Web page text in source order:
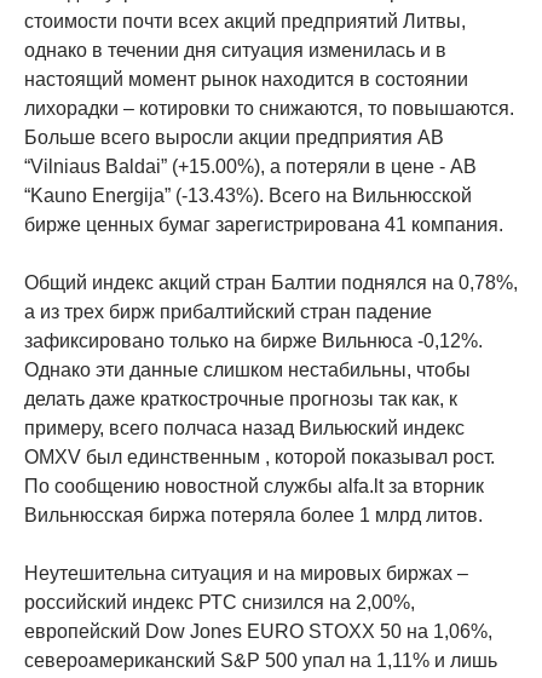
стоимости почти всех акций предприятий Литвы,
однако в течении дня ситуация изменилась и в
настоящий момент рынок находится в состоянии
лихорадки – котировки то снижаются, то повышаются.
Больше всего выросли акции предприятия AB
“Vilniaus Baldai” (+15.00%), а потеряли в цене - AB
“Kauno Energija” (-13.43%). Всего на Вильнюсской
бирже ценных бумаг зарегистрирована 41 компания.
Общий индекс акций стран Балтии поднялся на 0,78%,
а из трех бирж прибалтийский стран падение
зафиксировано только на бирже Вильнюса -0,12%.
Однако эти данные слишком нестабильны, чтобы
делать даже краткострочные прогнозы так как, к
примеру, всего полчаса назад Вильюский индекс
OMXV был единственным , которой показывал рост.
По сообщению новостной службы alfa.lt за вторник
Вильнюсская биржа потеряла более 1 млрд литов.
Неутешительна ситуация и на мировых биржах –
российский индекс РТС снизился на 2,00%,
европейский Dow Jones EURO STOXX 50 на 1,06%,
североамериканский S&P 500 упал на 1,11% и лишь